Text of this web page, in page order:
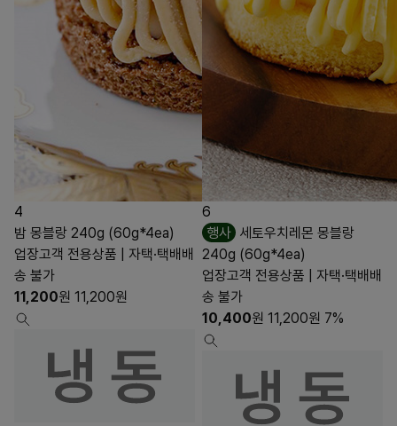
4
밤 몽블랑 240g (60g*4ea)
업장고객 전용상품 | 자택·택배배
송 불가
11,200원 11,200원
6
행사 세토우치레몬 몽블랑
240g (60g*4ea)
업장고객 전용상품 | 자택·택배배
송 불가
10,400원 11,200원 7%